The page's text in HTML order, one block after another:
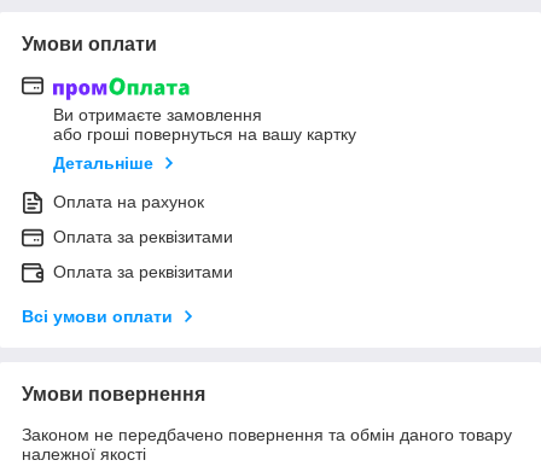
Умови оплати
Ви отримаєте замовлення
або гроші повернуться на вашу картку
Детальніше
Оплата на рахунок
Оплата за реквізитами
Оплата за реквізитами
Всі умови оплати
Умови повернення
Законом не передбачено повернення та обмін даного товару
належної якості